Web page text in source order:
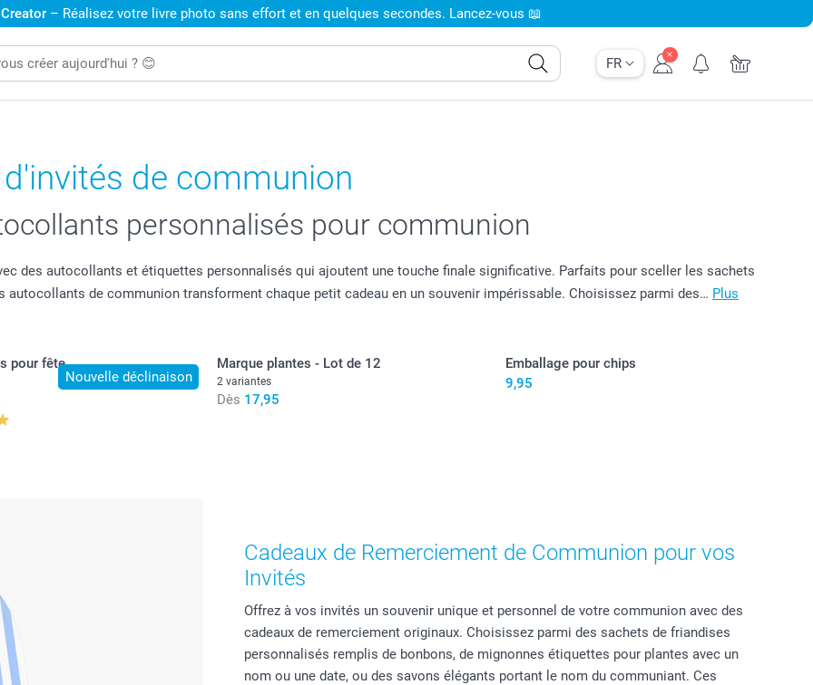
FR
– Réalisez votre livre photo sans effort et en quelques secondes. Lancez-vous 📖
de communion
personnalisés pour communion
des autocollants et étiquettes personnalisés qui ajoutent une touche finale significative. Parfaits pour sceller les sachets
autocollants de communion transforment chaque petit cadeau en un souvenir impérissable. Choisissez parmi des… Plus
Nouvelle déclinaison
pour fête Marque plantes - Lot de 12
2 variantes
Dès 17,95
Emballage pour chips
9,95
Cadeaux de Remerciement de Communion pour vos
Invités
Offrez à vos invités un souvenir unique et personnel de votre communion avec des
cadeaux de remerciement originaux. Choisissez parmi des sachets de friandises
personnalisés remplis de bonbons, de mignonnes étiquettes pour plantes avec un
nom ou une date, ou des savons élégants portant le nom du communiant. Ces